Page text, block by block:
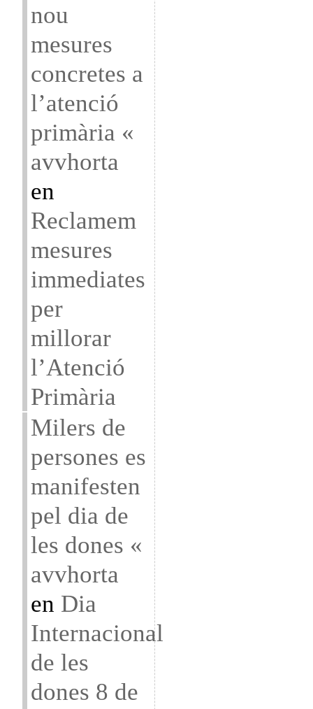
nou
mesures
concretes a
l’atenció
primària «
avvhorta
en
Reclamem
mesures
immediates
per
millorar
l’Atenció
Primària
Milers de
persones es
manifesten
pel dia de
les dones «
avvhorta
en Dia
Internacional
de les
dones 8 de